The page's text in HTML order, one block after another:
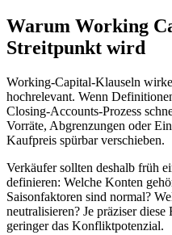
Warum Working
Streitpunkt wird
Working-Capital-Klauseln
hochrelevant. Wenn
Closing-Accounts-Prozess
Vorräte, Abgrenzungen oder
Kaufpreis spürbar verschieben.
Verkäufer sollten deshalb früh
definieren: Welche Konten
Saisonfaktoren sind normal?
neutralisieren? Je präziser
geringer das Konfliktpotenzial.